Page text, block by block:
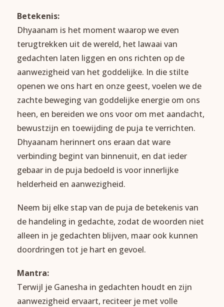
Betekenis:
Dhyaanam is het moment waarop we even
terugtrekken uit de wereld, het lawaai van
gedachten laten liggen en ons richten op de
aanwezigheid van het goddelijke. In die stilte
openen we ons hart en onze geest, voelen we de
zachte beweging van goddelijke energie om ons
heen, en bereiden we ons voor om met aandacht,
bewustzijn en toewijding de puja te verrichten.
Dhyaanam herinnert ons eraan dat ware
verbinding begint van binnenuit, en dat ieder
gebaar in de puja bedoeld is voor innerlijke
helderheid en aanwezigheid.
Neem bij elke stap van de puja de betekenis van
de handeling in gedachte, zodat de woorden niet
alleen in je gedachten blijven, maar ook kunnen
doordringen tot je hart en gevoel.
Mantra:
Terwijl je Ganesha in gedachten houdt en zijn
aanwezigheid ervaart, reciteer je met volle